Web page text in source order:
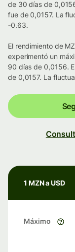
de 30 días de
fue de 0,0157. La
-0.63.
El rendimiento de
experimentó un
90 días de 0,0156.
de 0,0157. La
1 MZN a USD
Máximo